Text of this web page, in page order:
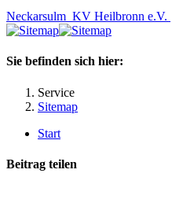
Neckarsulm KV Heilbronn e.V.
Sie befinden sich hier:
Service
Sitemap
Start
Beitrag teilen